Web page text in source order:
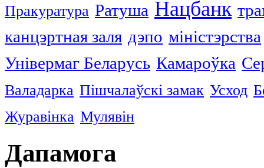
Пракуратура Ратуша Нацбанк
канцэртная заля дэпо міністэрства
Універмаг Беларусь Камароўка
Валадарка Пішчалаўскі замак Усход
Журавінка Мулявін
Дапамога